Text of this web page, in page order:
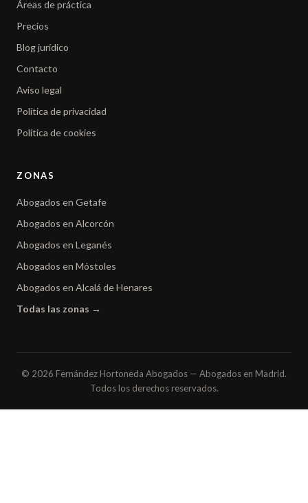
Áreas de práctica
Precios
Blog jurídico
Contacto
Aviso legal
Política de privacidad
Política de cookies
ZONAS
Abogados en Getafe
Abogados en Alcorcón
Abogados en Leganés
Abogados en Móstoles
Abogados en Alcalá de Henares
Todas las zonas →
© 2026 Fernández Hortoneda Abogados — Abogados en Madrid.
Todos los derechos reservados.